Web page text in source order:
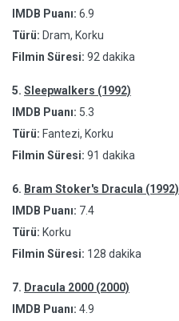
IMDB Puanı: 6.9
Türü: Dram, Korku
Filmin Süresi: 92 dakika
5. Sleepwalkers (1992)
IMDB Puanı: 5.3
Türü: Fantezi, Korku
Filmin Süresi: 91 dakika
6. Bram Stoker's Dracula (1992)
IMDB Puanı: 7.4
Türü: Korku
Filmin Süresi: 128 dakika
7. Dracula 2000 (2000)
IMDB Puanı: 4.9